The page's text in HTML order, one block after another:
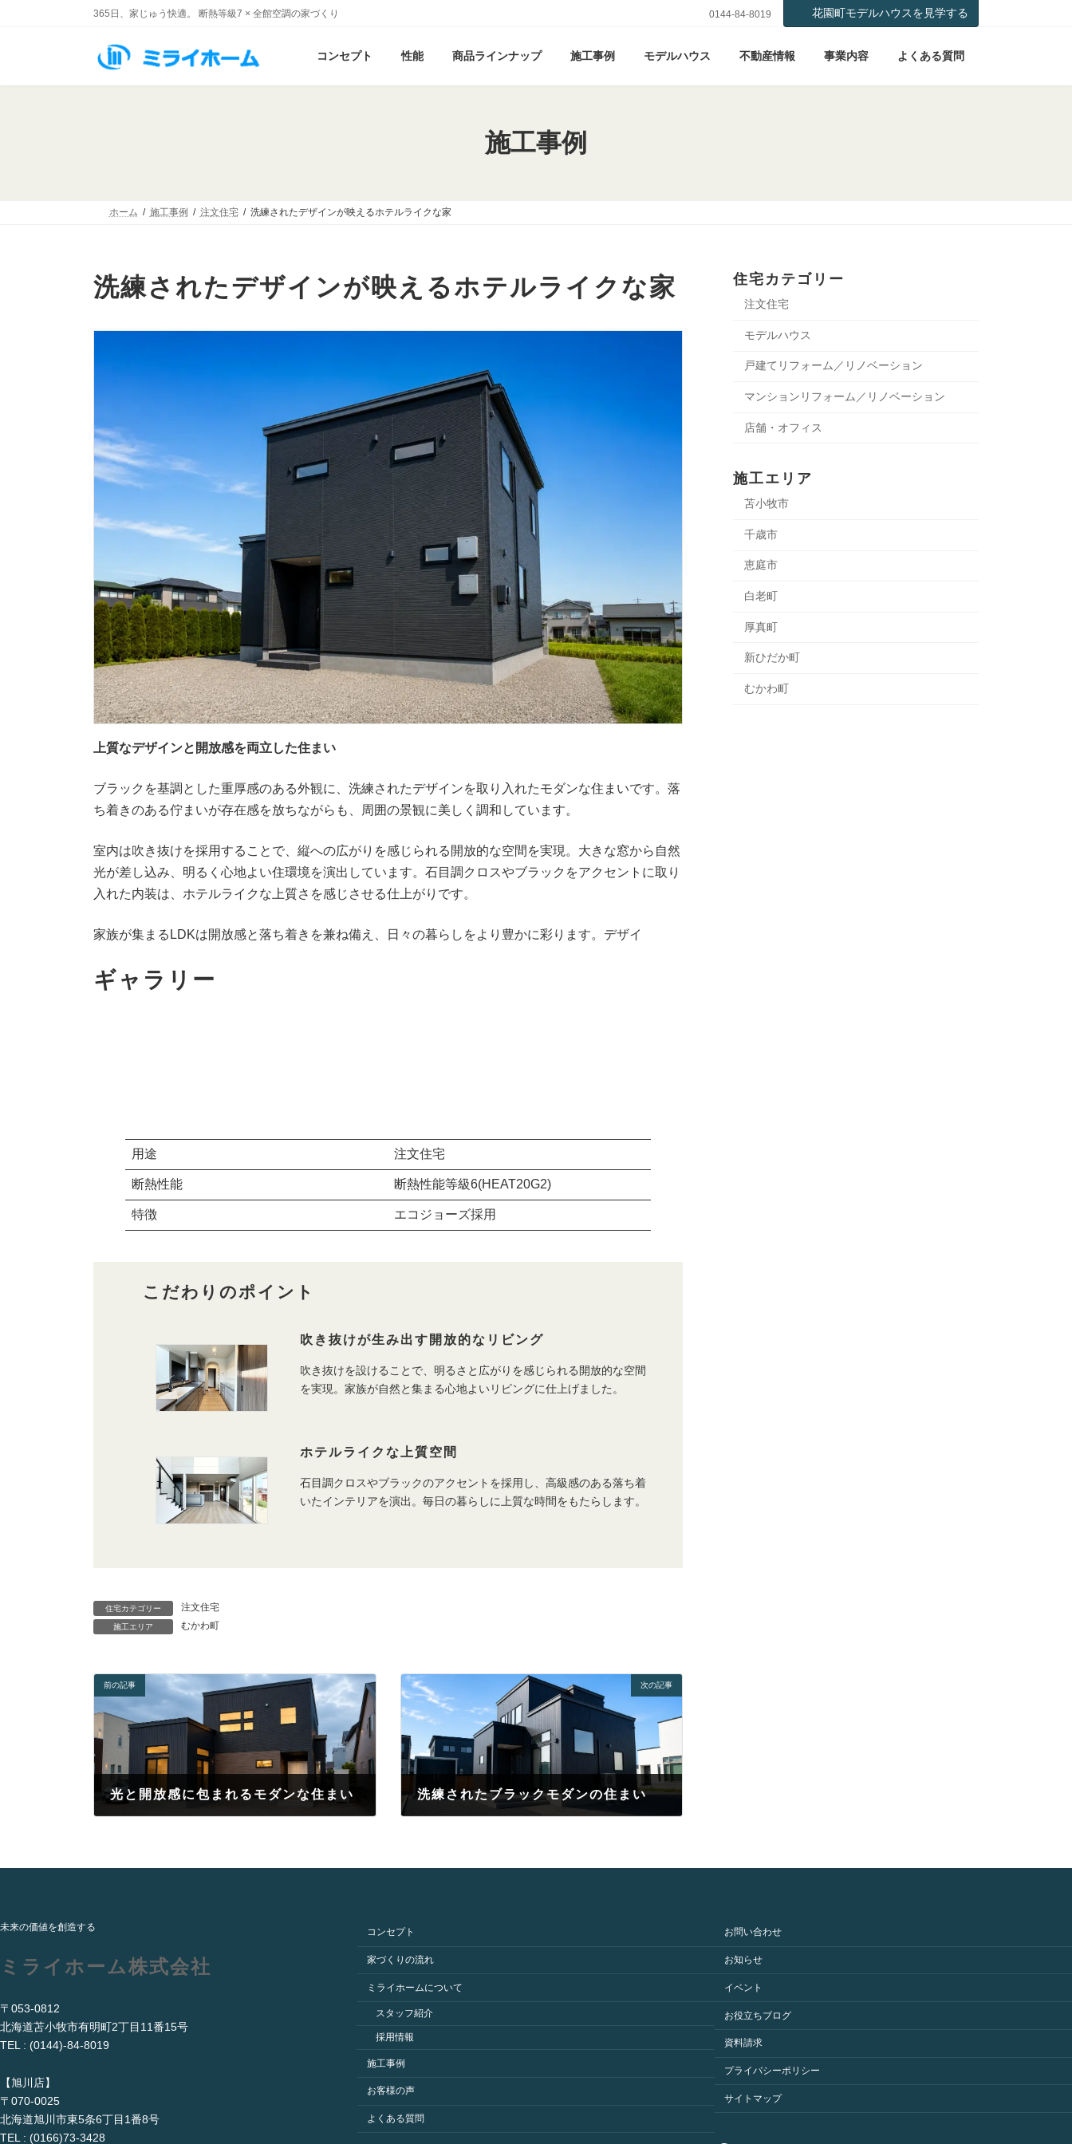
365日、家じゅう快適。 断熱等級7 × 全館空調の家づくり 0144-84-8019 花園町モデルハウスを見学する
コンセプト 性能 商品ラインナップ 施工事例 モデルハウス 不動産情報 事業内容 よくある質問
施工事例
ホーム 施工事例 注文住宅 洗練されたデザインが映えるホテルライクな家
洗練されたデザインが映えるホテルライクな家
上質なデザインと開放感を両立した住まい
ブラックを基調とした重厚感のある外観に、洗練されたデザインを取り入れたモダンな住まいです。落
ち着きのある佇まいが存在感を放ちながらも、周囲の景観に美しく調和しています。
室内は吹き抜けを採用することで、縦への広がりを感じられる開放的な空間を実現。大きな窓から自然
光が差し込み、明るく心地よい住環境を演出しています。石目調クロスやブラックをアクセントに取り
入れた内装は、ホテルライクな上質さを感じさせる仕上がりです。
家族が集まるLDKは開放感と落ち着きを兼ね備え、日々の暮らしをより豊かに彩ります。デザイ
ギャラリー
用途 注文住宅
断熱性能 断熱性能等級6(HEAT20G2)
特徴 エコジョーズ採用
こだわりのポイント
吹き抜けが生み出す開放的なリビング
吹き抜けを設けることで、明るさと広がりを感じられる開放的な空間
を実現。家族が自然と集まる心地よいリビングに仕上げました。
ホテルライクな上質空間
石目調クロスやブラックのアクセントを採用し、高級感のある落ち着
いたインテリアを演出。毎日の暮らしに上質な時間をもたらします。
住宅カテゴリー 注文住宅
施工エリア むかわ町
前の記事
光と開放感に包まれるモダンな住まい
次の記事
洗練されたブラックモダンの住まい
住宅カテゴリー
注文住宅
モデルハウス
戸建てリフォーム／リノベーション
マンションリフォーム／リノベーション
店舗・オフィス
施工エリア
苫小牧市
千歳市
恵庭市
白老町
厚真町
新ひだか町
むかわ町
未来の価値を創造する
ミライホーム株式会社
〒053-0812
北海道苫小牧市有明町2丁目11番15号
TEL : (0144)-84-8019
【旭川店】
〒070-0025
北海道旭川市東5条6丁目1番8号
TEL : (0166)73-3428
コンセプト
家づくりの流れ
ミライホームについて
スタッフ紹介
採用情報
施工事例
お客様の声
よくある質問
お問い合わせ
お知らせ
イベント
お役立ちブログ
資料請求
プライバシーポリシー
サイトマップ